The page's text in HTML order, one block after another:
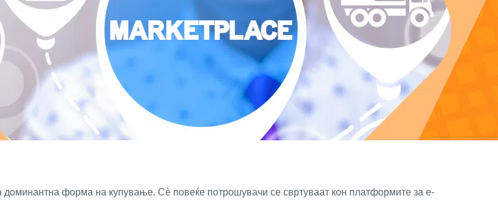
доминантна форма на купување. Сè повеќе потрошувачи се свртуваат кон платформите за е-